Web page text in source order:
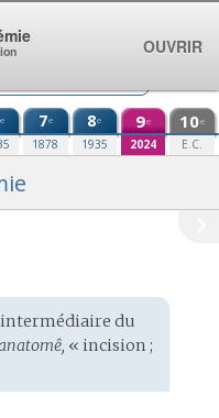
e 7e
1878
8e
1935
9e
2024
10e
E.C.
du
« incision ;
OUVRIR